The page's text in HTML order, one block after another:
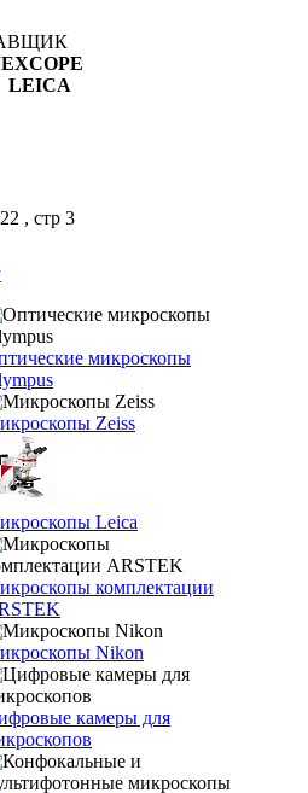
LEICA
, стр 3
микроскопы
Zeiss
Leica
комплектации
Nikon
камеры для